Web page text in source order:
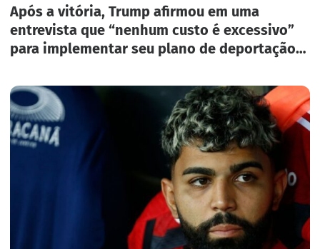
Após a vitória, Trump afirmou em uma
entrevista que “nenhum custo é excessivo”
para implementar seu plano de deportação